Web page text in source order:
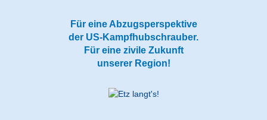
Für eine Abzugsperspektive
der US-Kampfhubschrauber.
Für eine zivile Zukunft
unserer Region!